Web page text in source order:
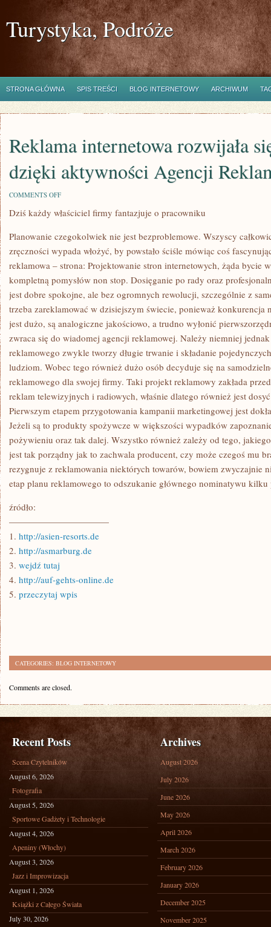
Turystyka, Podróże
STRONA GŁÓWNA SPIS TREŚCI BLOG INTERNETOWY ARCHIWUM
Reklama internetowa rozwijała
dzięki aktywności Agencji
COMMENTS OFFON
INTERNETOWA
GŁÓWNIE
DZIĘKI
AKTYWNOŚCI
AGENCJI
REKLAMOWEJ
Dziś każdy właściciel firmy fantazjuje o pracowniku
Planowanie czegokolwiek nie jest bezproblemowe. Wszyscy
zręczności wypada włożyć, by powstało ściśle mówiąc coś
reklamowa – strona: Projektowanie stron internetowych, żąda bycie
kompletną pomysłów non stop. Dosięganie po rady oraz
jest dobre spokojne, ale bez ogromnych rewolucji, szczególnie z
trzeba zareklamować w dzisiejszym świecie, ponieważ konkurencja
jest dużo, są analogiczne jakościowo, a trudno wyłonić
zwraca się do wiadomej agencji reklamowej. Należy niemniej
reklamowego zwykle tworzy długie trwanie i składanie
ludziom. Wobec tego również dużo osób decyduje się na
reklamowego dla swojej firmy. Taki projekt reklamowy zakłada
reklam telewizyjnych i radiowych, właśnie dlatego również jest
Pierwszym etapem przygotowania kampanii marketingowej jest
Jeżeli są to produkty spożywcze w większości wypadków
pożywieniu oraz tak dalej. Wszystko również zależy od tego,
jest tak porządny jak to zachwala producent, czy może czegoś mu
rezygnuje z reklamowania niektórych towarów, bowiem zwyczajnie
etap planu reklamowego to odszukanie głównego nominatywu
źródło:
———————————
1. http://asien-resorts.de
2. http://asmarburg.de
3. wejdź tutaj
4. http://auf-gehts-online.de
5. przeczytaj wpis
CATEGORIES: BLOG INTERNETOWY
Comments are closed.
Recent Posts
Scena Czytelników
August 6, 2026
Fotografia
August 5, 2026
Sportowe Gadżety i Technologie
August 4, 2026
Apeniny (Włochy)
August 3, 2026
Jazz i Improwizacja
August 1, 2026
Książki z Całego Świata
July 30, 2026
Archives
August 2026
July 2026
June 2026
May 2026
April 2026
March 2026
February 2026
January 2026
December 2025
November 2025